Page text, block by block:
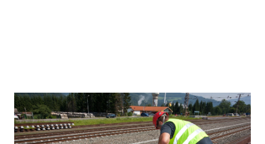
Dieses Ausbildungsmodul ist Grundvoraussetzung für
jede Tätigkeit im Gefahrenraum von Gleisen. Nach
erfolgreichem Abschluss dieser Ausbildung und nach